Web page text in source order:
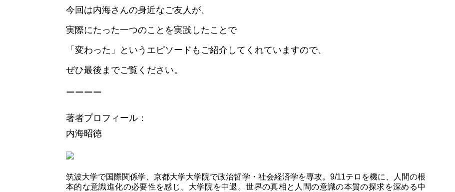
今回は内海さんの身近なご友人が、
実際にたった一つのことを実践したことで
「変わった」というエピソードもご紹介してくれていますので、
ぜひ最後までご覧ください。
ーーーー
著者プロフィール：
内海昭徳
筑波大学で国際関係学、京都大学大学院で政治哲学・社会経済学を専攻。9/11テロを機に、人間の根
本的な意識進化の必要性を感じ、大学院を中退。世界の真相と人間の意識の本質の探求を深める中